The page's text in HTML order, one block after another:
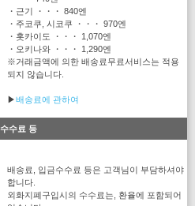
・근기 ・・・ 840엔
・주코쿠, 시코쿠 ・・・ 970엔
・홋카이도 ・・・ 1,070엔
・오키나와 ・・・ 1,290엔
※거래금액에 의한 배송료무료서비스는 적용
되지 않습니다.
▶배송료에 관하여
수수료 등
배송료, 입금수수료 등은 고객님이 부담하셔야
합니다.
외화지폐구입시의 수수료는, 환율에 포함되어